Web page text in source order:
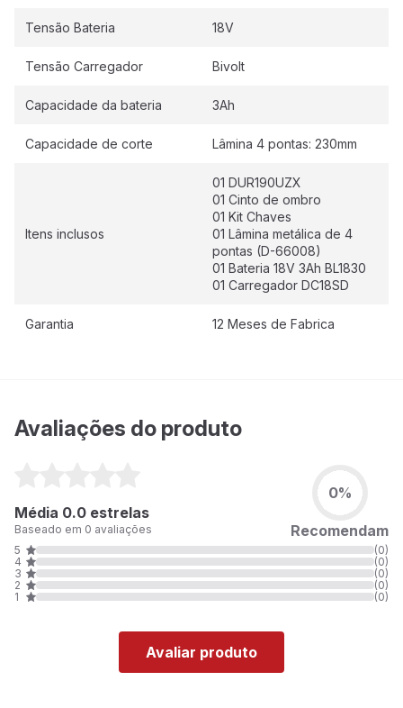
Tensão Bateria 18V
Tensão Carregador Bivolt
Capacidade da bateria 3Ah
Capacidade de corte Lâmina 4 pontas: 230mm
Itens inclusos
01 DUR190UZX
01 Cinto de ombro
01 Kit Chaves
01 Lâmina metálica de 4
pontas (D-66008)
01 Bateria 18V 3Ah BL1830
01 Carregador DC18SD
Garantia 12 Meses de Fabrica
Avaliações do produto
Média 0.0 estrelas
Baseado em 0 avaliações
0%
Recomendam
5
(0)
4
(0)
3
(0)
2
(0)
1
(0)
Avaliar produto